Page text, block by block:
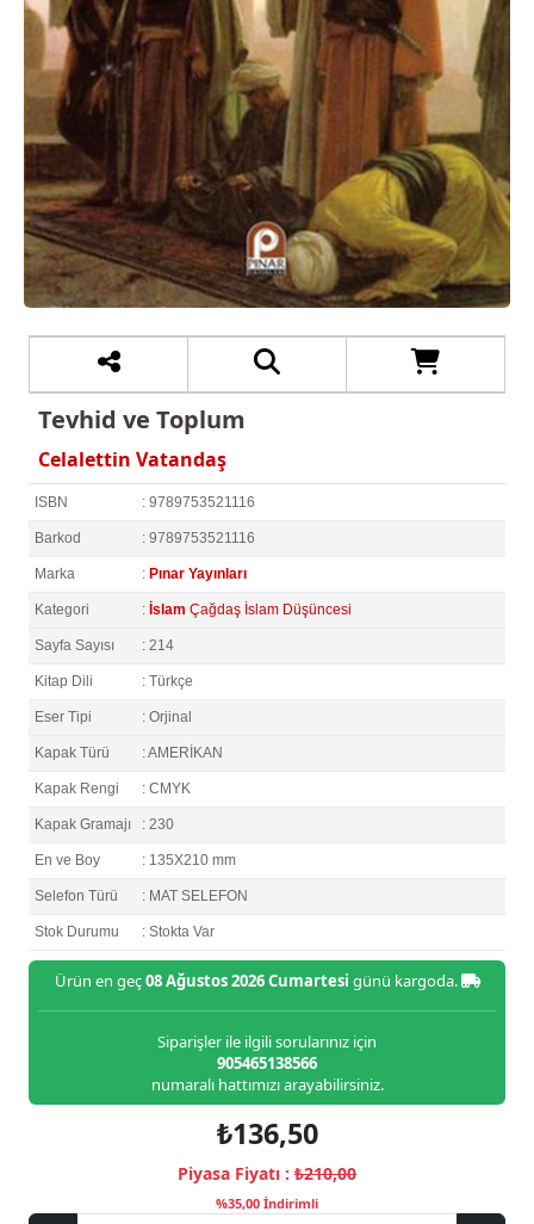
Tevhid ve Toplum
Celalettin Vatandaş
ISBN : 9789753521116
Barkod : 9789753521116
Marka : Pınar Yayınları
Kategori : İslam Çağdaş İslam Düşüncesi
Sayfa Sayısı : 214
Kitap Dili : Türkçe
Eser Tipi : Orjinal
Kapak Türü : AMERİKAN
Kapak Rengi : CMYK
Kapak Gramajı : 230
En ve Boy : 135X210 mm
Selefon Türü : MAT SELEFON
Stok Durumu : Stokta Var
Ürün en geç08 Ağustos 2026 Cumartesi günü kargoda.
Siparişler ile ilgili sorularınız için
905465138566
numaralı hattımızı arayabilirsiniz.
₺136,50
Piyasa Fiyatı : ₺210,00
%35,00 İndirimli